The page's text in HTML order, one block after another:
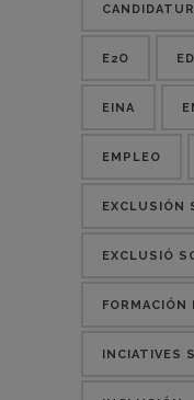
E2O
EINA
EMPLEO
EXCLUSIÓN
EXCLUSIÓ
FORMACIÓN
INCIATIVES